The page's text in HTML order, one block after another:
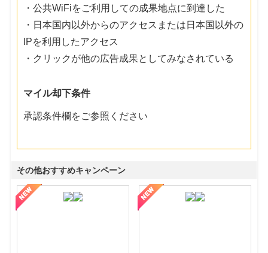
・公共WiFiをご利用しての成果地点に到達した
・日本国内以外からのアクセスまたは日本国以外の
IPを利用したアクセス
・クリックが他の広告成果としてみなされている
マイル却下条件
承認条件欄をご参照ください
その他おすすめキャンペーン